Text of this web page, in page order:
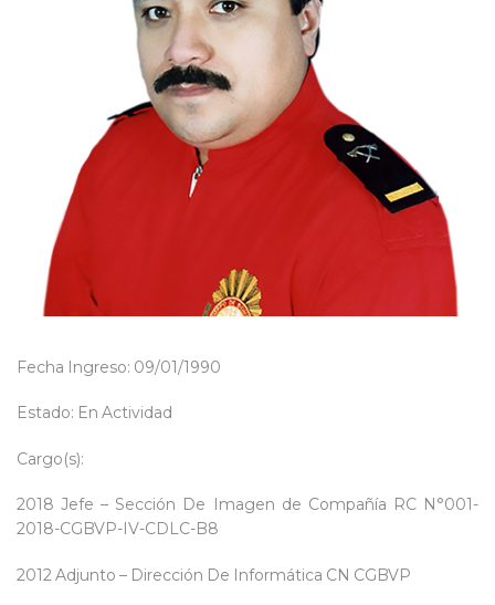
Fecha Ingreso: 09/01/1990
Estado: En Actividad
Cargo(s):
2018 Jefe – Sección De Imagen de Compañía RC N°001-
2018-CGBVP-IV-CDLC-B8
2012 Adjunto – Dirección De Informática CN CGBVP